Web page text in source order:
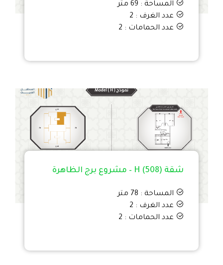
المساحة : 69 متر
عدد الغرف : 2
عدد الحمامات : 2
شقة H (508) – مشروع برج الظاهرة
المساحة : 78 متر
عدد الغرف : 2
عدد الحمامات : 2